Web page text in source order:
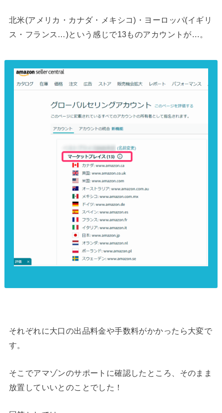
北米(アメリカ・カナダ・メキシコ)・ヨーロッパ(イギリ
ス・フランス…)という感じで13ものアカウントが…。
それぞれに大口の出品料金や手数料がかかったら大変で
す。
そこでアマゾンのサポートに確認したところ、そのまま
放置していいとのことでした！